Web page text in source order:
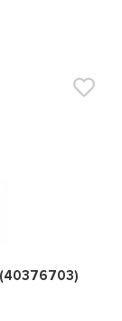
(40376703)